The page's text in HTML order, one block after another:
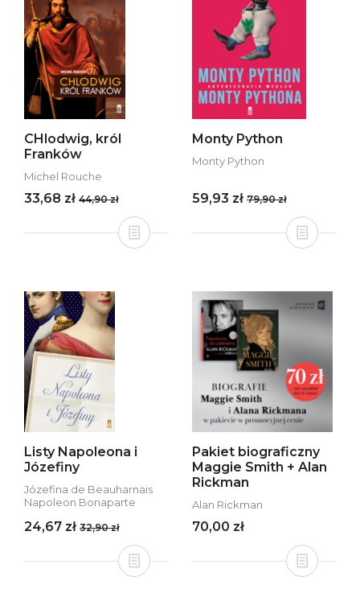
CHlodwig, król
Franków
Michel Rouche
33,68 zł 44,90 zł
Monty Python
Monty Python
59,93 zł 79,90 zł
Listy Napoleona i
Józefiny
Józefina de Beauharnais
Napoleon Bonaparte
24,67 zł 32,90 zł
Pakiet biograficzny
Maggie Smith + Alan
Rickman
Alan Rickman
70,00 zł